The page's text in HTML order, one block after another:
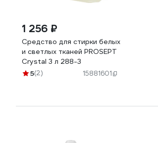
1 256 ₽
Средство для стирки белых
и светлых тканей PROSEPT
Crystal 3 л 288-3
5(2) 15881601